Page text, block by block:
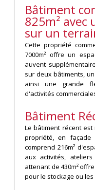
Bâtiment
825m² avec
sur un
Cette propriété
7000m² offre un
auvent
sur deux bâtiments,
ainsi une grande
d'activités
Bâtiment
Le bâtiment récent
propriété, en
comprend 216m²
aux activités,
attenant de 430m²
pour le stockage ou